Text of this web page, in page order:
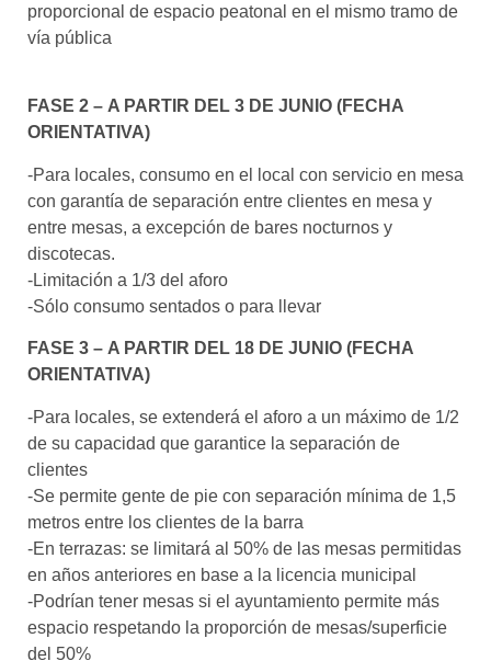
proporcional de espacio peatonal en el mismo tramo de
vía pública
FASE 2 – A PARTIR DEL 3 DE JUNIO (FECHA
ORIENTATIVA)
-Para locales, consumo en el local con servicio en mesa
con garantía de separación entre clientes en mesa y
entre mesas, a excepción de bares nocturnos y
discotecas.
-Limitación a 1/3 del aforo
-Sólo consumo sentados o para llevar
FASE 3 – A PARTIR DEL 18 DE JUNIO (FECHA
ORIENTATIVA)
-Para locales, se extenderá el aforo a un máximo de 1/2
de su capacidad que garantice la separación de
clientes
-Se permite gente de pie con separación mínima de 1,5
metros entre los clientes de la barra
-En terrazas: se limitará al 50% de las mesas permitidas
en años anteriores en base a la licencia municipal
-Podrían tener mesas si el ayuntamiento permite más
espacio respetando la proporción de mesas/superficie
del 50%